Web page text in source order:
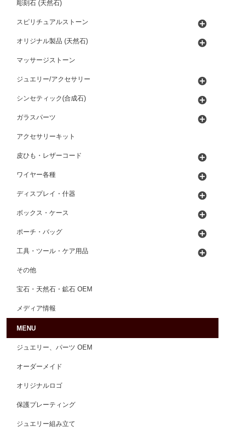
彫刻石 (天然石)
スピリチュアルストーン
オリジナル製品 (天然石)
マッサージストーン
ジュエリー/アクセサリー
シンセティック(合成石)
ガラスパーツ
アクセサリーキット
皮ひも・レザーコード
ワイヤー各種
ディスプレイ・什器
ボックス・ケース
ポーチ・バッグ
工具・ツール・ケア用品
その他
宝石・天然石・鉱石 OEM
メディア情報
MENU
ジュエリー、パーツ OEM
オーダーメイド
オリジナルロゴ
保護プレーティング
ジュエリー組み立て